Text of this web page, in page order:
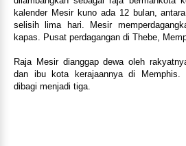
kalender Mesir kuno ada 12 bulan,
selisih lima hari. Mesir
kapas. Pusat perdagangan di Thebe,
Raja Mesir dianggap dewa oleh
dan ibu kota kerajaannya di Memphis.
dibagi menjadi tiga.